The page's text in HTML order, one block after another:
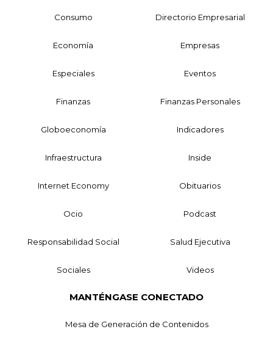
Consumo Directorio Empresarial
Economía Empresas
Especiales Eventos
Finanzas Finanzas Personales
Globoeconomía Indicadores
Infraestructura Inside
Internet Economy Obituarios
Ocio Podcast
Responsabilidad Social Salud Ejecutiva
Sociales Videos
MANTÉNGASE CONECTADO
Mesa de Generación de Contenidos